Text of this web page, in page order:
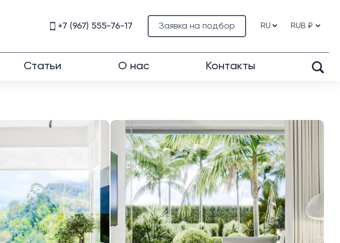
Заявка на подбор
+7 (967) 555-76-17
Статьи О нас Контакты